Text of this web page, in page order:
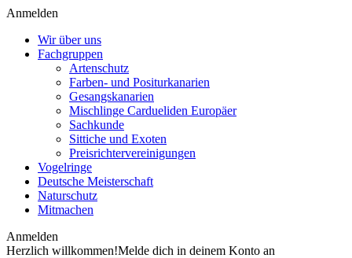
Anmelden
Wir über uns
Fachgruppen
Artenschutz
Farben- und Positurkanarien
Gesangskanarien
Mischlinge Cardueliden Europäer
Sachkunde
Sittiche und Exoten
Preisrichtervereinigungen
Vogelringe
Deutsche Meisterschaft
Naturschutz
Mitmachen
Anmelden
Herzlich willkommen!Melde dich in deinem Konto an